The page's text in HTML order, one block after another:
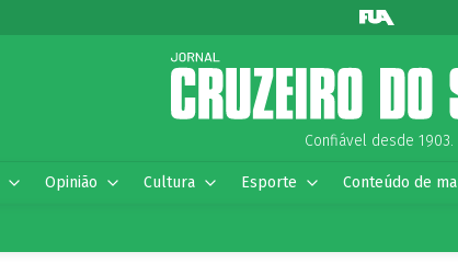
Confiável desde 1903.
Opinião Cultura Esporte Conteúdo de